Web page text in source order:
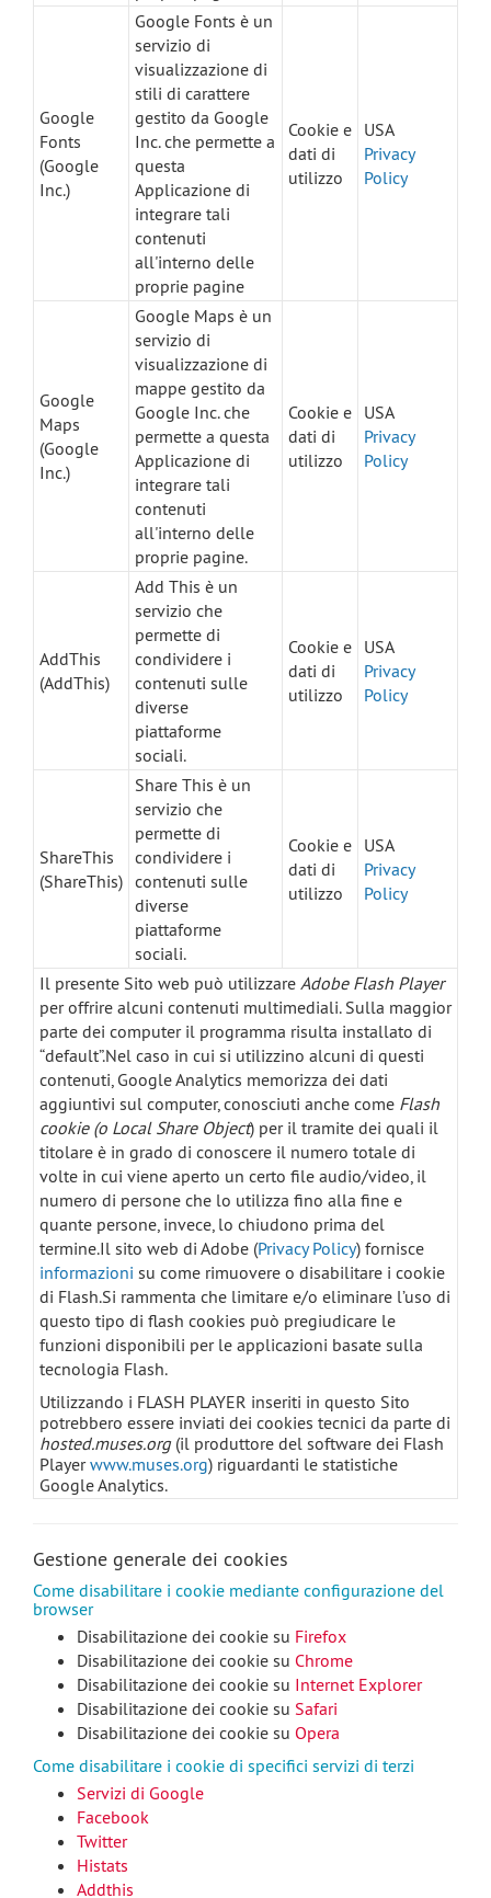
Google
Fonts
(Google
Inc.)
Google Fonts è un
servizio di
visualizzazione di
stili di carattere
gestito da Google
Inc. che permette a
questa
Applicazione di
integrare tali
contenuti
all'interno delle
proprie pagine
Cookie e
dati di
utilizzo
USA
Privacy
Policy
Google
Maps
(Google
Inc.)
Google Maps è un
servizio di
visualizzazione di
mappe gestito da
Google Inc. che
permette a questa
Applicazione di
integrare tali
contenuti
all'interno delle
proprie pagine.
Cookie e
dati di
utilizzo
USA
Privacy
Policy
AddThis
(AddThis)
Add This è un
servizio che
permette di
condividere i
contenuti sulle
diverse
piattaforme
sociali.
Cookie e
dati di
utilizzo
USA
Privacy
Policy
ShareThis
(ShareThis)
Share This è un
servizio che
permette di
condividere i
contenuti sulle
diverse
piattaforme
sociali.
Cookie e
dati di
utilizzo
USA
Privacy
Policy
Il presente Sito web può utilizzare Adobe Flash Player
per offrire alcuni contenuti multimediali. Sulla maggior
parte dei computer il programma risulta installato di
“default”.Nel caso in cui si utilizzino alcuni di questi
contenuti, Google Analytics memorizza dei dati
aggiuntivi sul computer, conosciuti anche come Flash
cookie (o Local Share Object) per il tramite dei quali il
titolare è in grado di conoscere il numero totale di
volte in cui viene aperto un certo file audio/video, il
numero di persone che lo utilizza fino alla fine e
quante persone, invece, lo chiudono prima del
termine.Il sito web di Adobe (Privacy Policy) fornisce
informazioni su come rimuovere o disabilitare i cookie
di Flash.Si rammenta che limitare e/o eliminare l’uso di
questo tipo di flash cookies può pregiudicare le
funzioni disponibili per le applicazioni basate sulla
tecnologia Flash.
Utilizzando i FLASH PLAYER inseriti in questo Sito
potrebbero essere inviati dei cookies tecnici da parte di
hosted.muses.org (il produttore del software dei Flash
Player www.muses.org) riguardanti le statistiche
Google Analytics.
Gestione generale dei cookies
Come disabilitare i cookie mediante configurazione del
browser
Disabilitazione dei cookie su Firefox
Disabilitazione dei cookie su Chrome
Disabilitazione dei cookie su Internet Explorer
Disabilitazione dei cookie su Safari
Disabilitazione dei cookie su Opera
Come disabilitare i cookie di specifici servizi di terzi
Servizi di Google
Facebook
Twitter
Histats
Addthis